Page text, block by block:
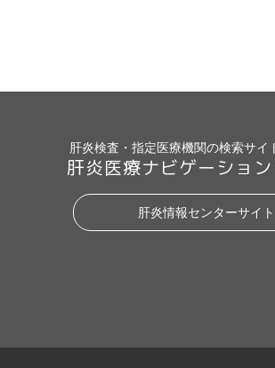
肝炎検査・指定医療機関の検索サイ
肝炎医療ナビゲーショ
肝炎情報センターサイト